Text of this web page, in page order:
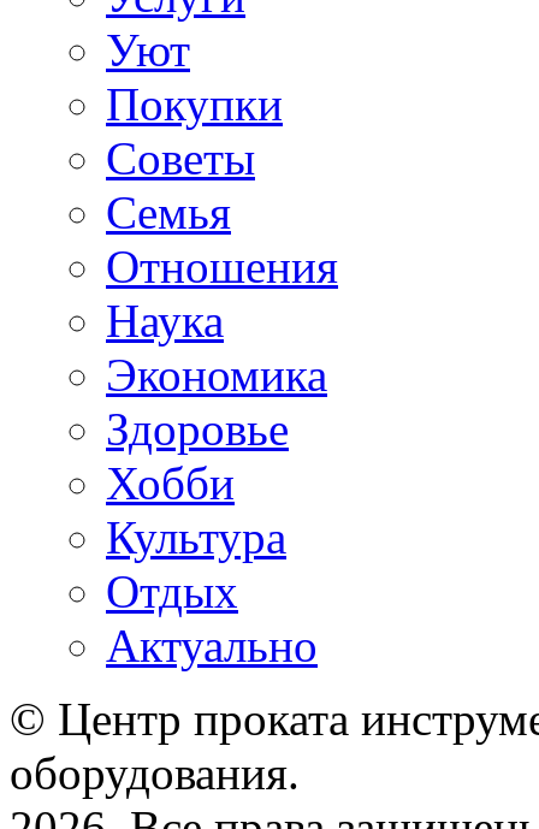
Уют
Покупки
Советы
Семья
Отношения
Наука
Экономика
Здоровье
Хобби
Культура
Отдых
Актуально
© Центр проката
оборудования.